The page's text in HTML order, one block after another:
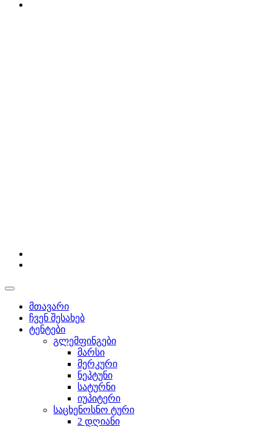
მთავარი
ჩვენ შესახებ
ტენტები
გლემფინგები
მარსი
მერკური
ნეპტუნი
სატურნი
იუპიტერი
საცხენოსნო ტური
2 დღიანი